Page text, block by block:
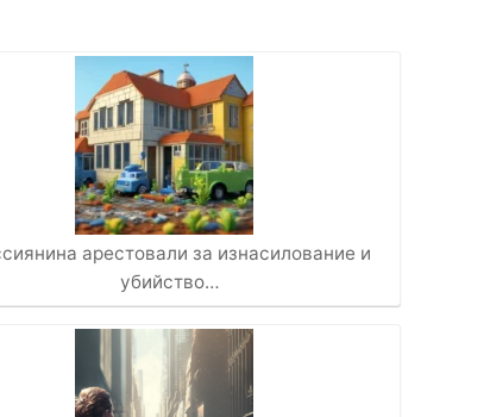
арестовали за изнасилование и
убийство…